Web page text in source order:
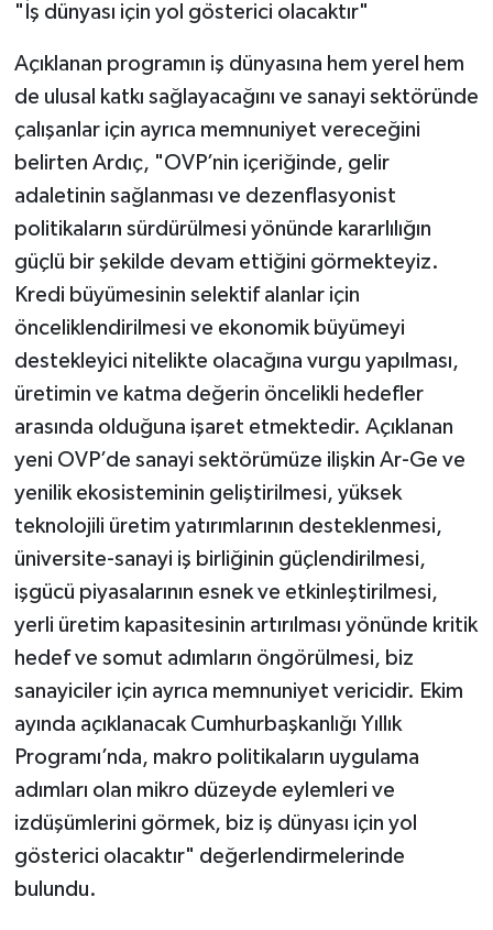
"İş dünyası için yol gösterici olacaktır"
Açıklanan programın iş dünyasına hem yerel hem
de ulusal katkı sağlayacağını ve sanayi sektöründe
çalışanlar için ayrıca memnuniyet vereceğini
belirten Ardıç, "OVP’nin içeriğinde, gelir
adaletinin sağlanması ve dezenflasyonist
politikaların sürdürülmesi yönünde kararlılığın
güçlü bir şekilde devam ettiğini görmekteyiz.
Kredi büyümesinin selektif alanlar için
önceliklendirilmesi ve ekonomik büyümeyi
destekleyici nitelikte olacağına vurgu yapılması,
üretimin ve katma değerin öncelikli hedefler
arasında olduğuna işaret etmektedir. Açıklanan
yeni OVP’de sanayi sektörümüze ilişkin Ar-Ge ve
yenilik ekosisteminin geliştirilmesi, yüksek
teknolojili üretim yatırımlarının desteklenmesi,
üniversite-sanayi iş birliğinin güçlendirilmesi,
işgücü piyasalarının esnek ve etkinleştirilmesi,
yerli üretim kapasitesinin artırılması yönünde kritik
hedef ve somut adımların öngörülmesi, biz
sanayiciler için ayrıca memnuniyet vericidir. Ekim
ayında açıklanacak Cumhurbaşkanlığı Yıllık
Programı’nda, makro politikaların uygulama
adımları olan mikro düzeyde eylemleri ve
izdüşümlerini görmek, biz iş dünyası için yol
gösterici olacaktır" değerlendirmelerinde
bulundu.